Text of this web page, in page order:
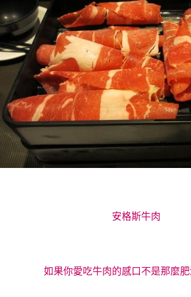
安格斯牛肉
如果你愛吃牛肉的感口不是那麼